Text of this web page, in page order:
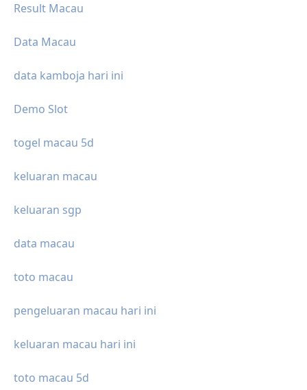
Result Macau
Data Macau
data kamboja hari ini
Demo Slot
togel macau 5d
keluaran macau
keluaran sgp
data macau
toto macau
pengeluaran macau hari ini
keluaran macau hari ini
toto macau 5d